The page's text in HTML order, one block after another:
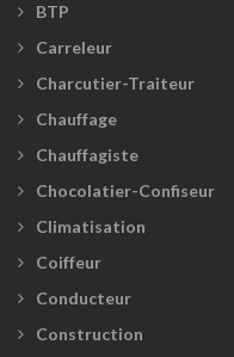
BTP
Carreleur
Charcutier-Traiteur
Chauffage
Chauffagiste
Chocolatier-Confiseur
Climatisation
Coiffeur
Conducteur
Construction